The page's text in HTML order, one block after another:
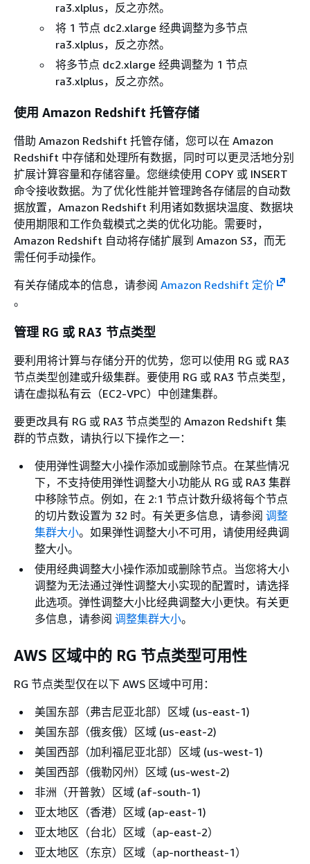
ra3.xlplus，反之亦然。
将 1 节点 dc2.xlarge 经典调整为多节点
ra3.xlplus，反之亦然。
将多节点 dc2.xlarge 经典调整为 1 节点
ra3.xlplus，反之亦然。
使用 Amazon Redshift 托管存储
借助 Amazon Redshift 托管存储，您可以在 Amazon
Redshift 中存储和处理所有数据，同时可以更灵活地分别
扩展计算容量和存储容量。您继续使用 COPY 或 INSERT
命令接收数据。为了优化性能并管理跨各存储层的自动数
据放置，Amazon Redshift 利用诸如数据块温度、数据块
使用期限和工作负载模式之类的优化功能。需要时，
Amazon Redshift 自动将存储扩展到 Amazon S3，而无
需任何手动操作。
有关存储成本的信息，请参阅 Amazon Redshift 定价
。
管理 RG 或 RA3 节点类型
要利用将计算与存储分开的优势，您可以使用 RG 或 RA3
节点类型创建或升级集群。要使用 RG 或 RA3 节点类型，
请在虚拟私有云（EC2-VPC）中创建集群。
要更改具有 RG 或 RA3 节点类型的 Amazon Redshift 集
群的节点数，请执行以下操作之一：
使用弹性调整大小操作添加或删除节点。在某些情况
下，不支持使用弹性调整大小功能从 RG 或 RA3 集群
中移除节点。例如，在 2:1 节点计数升级将每个节点
的切片数设置为 32 时。有关更多信息，请参阅 调整
集群大小。如果弹性调整大小不可用，请使用经典调
整大小。
使用经典调整大小操作添加或删除节点。当您将大小
调整为无法通过弹性调整大小实现的配置时，请选择
此选项。弹性调整大小比经典调整大小更快。有关更
多信息，请参阅 调整集群大小。
AWS 区域中的 RG 节点类型可用性
RG 节点类型仅在以下 AWS 区域中可用：
美国东部（弗吉尼亚北部）区域 (us-east-1)
美国东部（俄亥俄）区域 (us-east-2)
美国西部（加利福尼亚北部）区域 (us-west-1)
美国西部（俄勒冈州）区域 (us-west-2)
非洲（开普敦）区域 (af-south-1)
亚太地区（香港）区域 (ap-east-1)
亚太地区（台北）区域（ap-east-2）
亚太地区（东京）区域（ap-northeast-1）